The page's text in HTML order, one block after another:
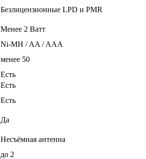
Безлицензионные LPD и PMR
Менее 2 Ватт
Ni-MH / AA / AAA
менее 50
Есть
Есть
Есть
Да
Несъёмная антенна
до 2